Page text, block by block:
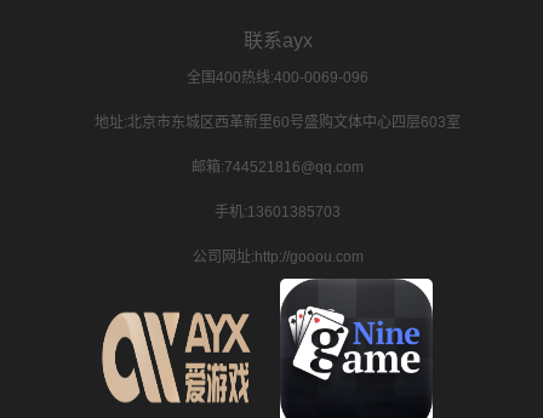
联系ayx
全国400热线:400-0069-096
地址:北京市东城区西革新里60号盛购文体中心四层603室
邮箱:744521816@qq.com
手机:13601385703
公司网址:http://gooou.com